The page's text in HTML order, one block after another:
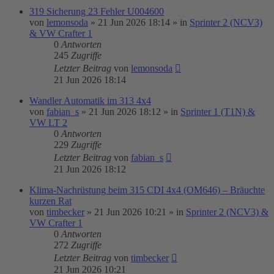
319 Sicherung 23 Fehler U004600
von lemonsoda » 21 Jun 2026 18:14 » in Sprinter 2 (NCV3)
& VW Crafter 1
0 Antworten
245 Zugriffe
Letzter Beitrag von lemonsoda
21 Jun 2026 18:14
Wandler Automatik im 313 4x4
von fabian_s » 21 Jun 2026 18:12 » in Sprinter 1 (T1N) &
VW LT 2
0 Antworten
229 Zugriffe
Letzter Beitrag von fabian_s
21 Jun 2026 18:12
Klima-Nachrüstung beim 315 CDI 4x4 (OM646) – Bräuchte
kurzen Rat
von timbecker » 21 Jun 2026 10:21 » in Sprinter 2 (NCV3) &
VW Crafter 1
0 Antworten
272 Zugriffe
Letzter Beitrag von timbecker
21 Jun 2026 10:21